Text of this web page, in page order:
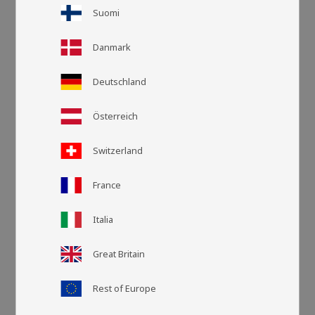
Suomi
Danmark
Deutschland
Österreich
Switzerland
France
Italia
Great Britain
Rest of Europe